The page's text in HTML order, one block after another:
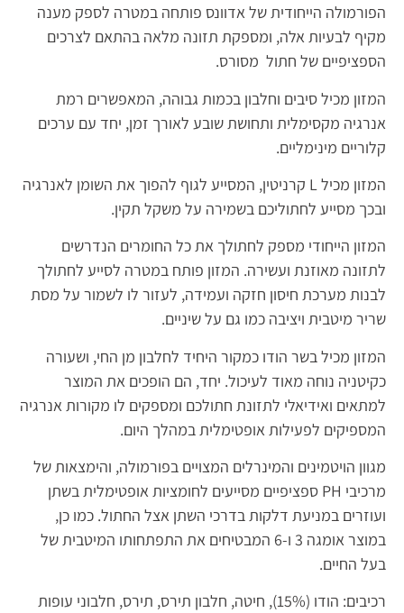
הפורמולה הייחודית של אדוונס פותחה במטרה לספק מענה
מקיף לבעיות אלה, ומספקת תזונה מלאה בהתאם לצרכים
הספציפיים של חתול מסורס.
המזון מכיל סיבים וחלבון בכמות גבוהה, המאפשרים רמת
אנרגיה מקסימלית ותחושת שובע לאורך זמן, יחד עם ערכים
קלוריים מינימליים.
המזון מכיל L קרניטין, המסייע לגוף להפוך את השומן לאנרגיה
ובכך מסייע לחתוליכם בשמירה על משקל תקין.
המזון הייחודי מספק לחתולך את כל החומרים הנדרשים
לתזונה מאוזנת ועשירה. המזון פותח במטרה לסייע לחתולך
לבנות מערכת חיסון חזקה ועמידה, לעזור לו לשמור על מסת
שריר מיטבית ויציבה כמו גם על שיניים.
המזון מכיל בשר הודו כמקור היחיד לחלבון מן החי, ושעורה
כקיטניה נוחה מאוד לעיכול. יחד, הם הופכים את המוצר
למתאים ואידיאלי לתזונת חתולכם ומספקים לו מקורות אנרגיה
המספיקים לפעילות אופטימלית במהלך היום.
מגוון הויטמינים והמינרלים המצויים בפורמולה, והימצאות של
מרכיבי PH ספציפיים מסייעים לחומציות אופטימלית בשתן
ועוזרים במניעת דלקות בדרכי השתן אצל החתול. כמו כן,
במוצר אומגה 3 ו-6 המבטיחים את התפתחותו המיטבית של
בעל החיים.
רכיבים: הודו (15%), חיטה, חלבון תירס, תירס, חלבוני עופות